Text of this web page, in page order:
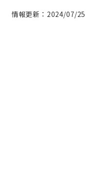
情報更新：2024/07/25